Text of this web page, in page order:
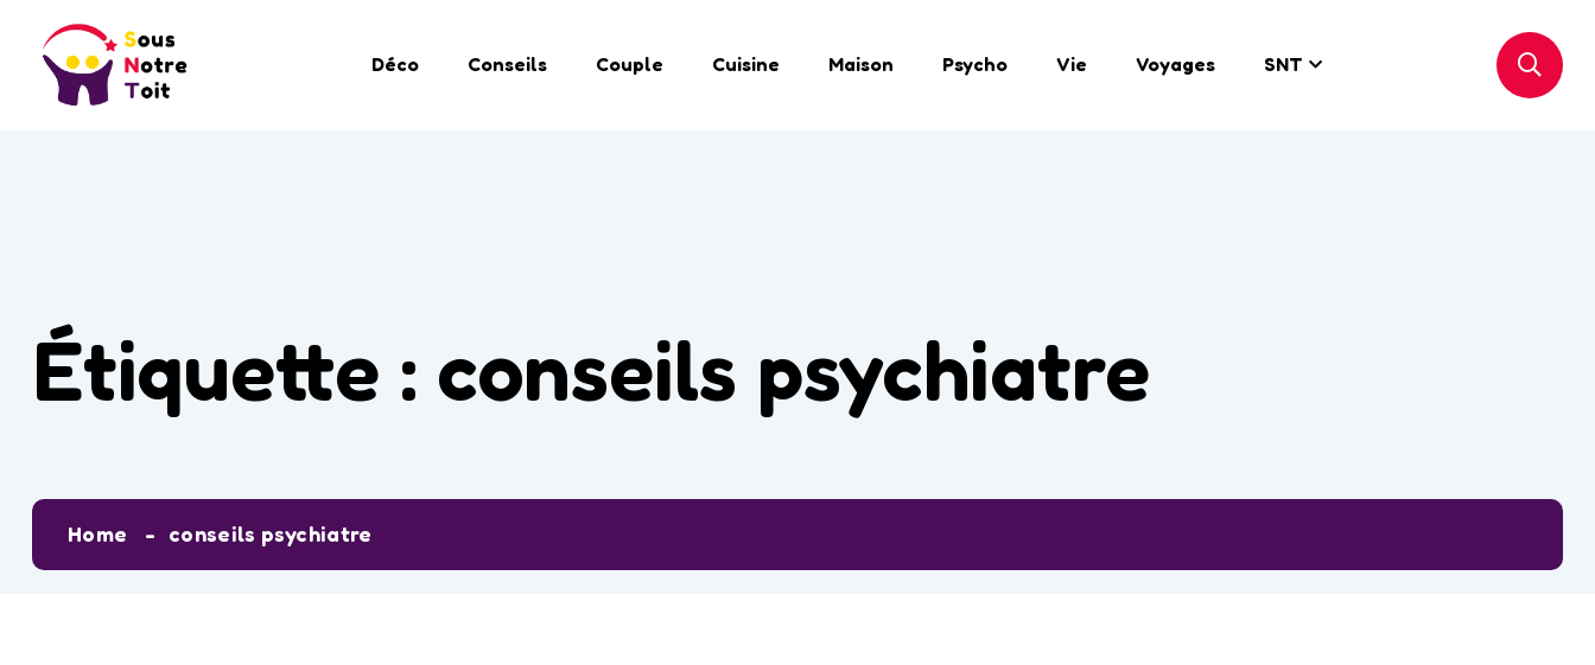
Déco Conseils Couple Cuisine Maison Psycho Vie Voyages SNT
Étiquette : conseils psychiatre
Home conseils psychiatre